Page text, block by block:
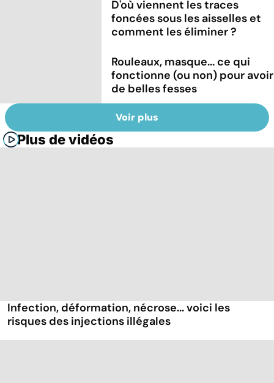
D'où viennent les traces
foncées sous les aisselles et
comment les éliminer ?
Rouleaux, masque... ce qui
fonctionne (ou non) pour avoir
de belles fesses
Voir plus
Plus de vidéos
Infection, déformation, nécrose... voici les
risques des injections illégales